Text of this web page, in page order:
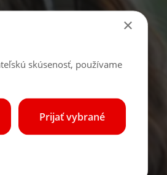
×
skúsenosť, používame
Prijať vybrané